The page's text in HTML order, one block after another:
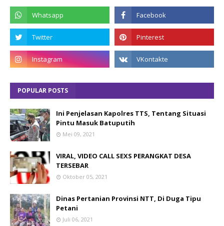
POPULAR POSTS
Ini Penjelasan Kapolres TTS, Tentang Situasi
Pintu Masuk Batuputih
Mei 09, 2021
VIRAL, VIDEO CALL SEXS PERANGKAT DESA
TERSEBAR
Oktober 05, 2021
Dinas Pertanian Provinsi NTT, Di Duga Tipu
Petani
Juli 06, 2021